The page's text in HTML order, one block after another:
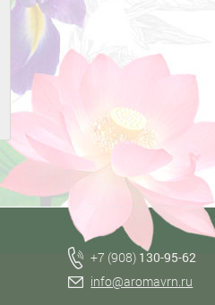
+7 (908) 130-95-62
info@aromavrn.ru